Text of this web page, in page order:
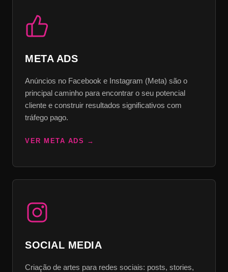
META ADS
Anúncios no Facebook e Instagram (Meta) são o
principal caminho para encontrar o seu potencial
cliente e construir resultados significativos com
tráfego pago.
VER META ADS
SOCIAL MEDIA
Criação de artes para redes sociais: posts, stories,